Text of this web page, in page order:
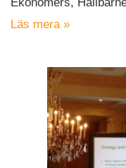
Ekonomers,
Läs mera »